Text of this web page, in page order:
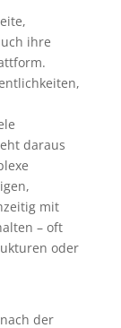
ihre
daraus
mit
– oft
oder
der